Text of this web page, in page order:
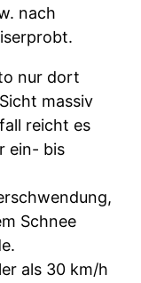
nach
nur dort
massiv
reicht es
ein- bis
Schnee
als 30 km/h